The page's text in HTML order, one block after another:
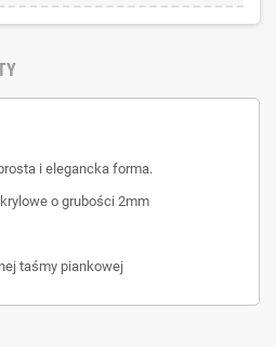
i elegancka forma.
o grubości 2mm
taśmy piankowej